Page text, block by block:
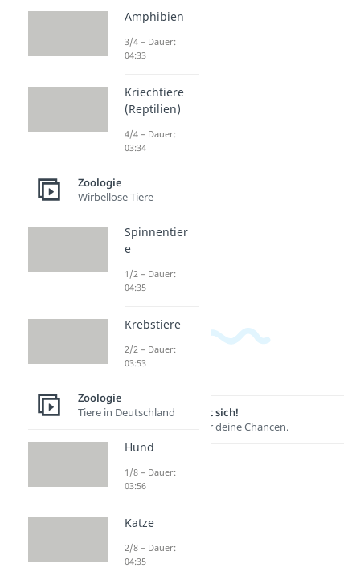
Lernen lohnt sich!
Entdecke hier deine Chancen.
Amphibien
3/4 – Dauer:
04:33
Kriechtiere
(Reptilien)
4/4 – Dauer:
03:34
Zoologie
Wirbellose Tiere
Spinnentier
e
1/2 – Dauer:
04:35
Krebstiere
2/2 – Dauer:
03:53
Zoologie
Tiere in Deutschland
Hund
1/8 – Dauer:
03:56
Katze
2/8 – Dauer:
04:35